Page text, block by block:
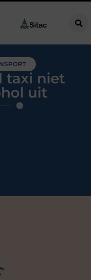
taxi niet
uit